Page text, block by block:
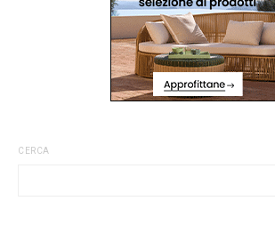
CERCA